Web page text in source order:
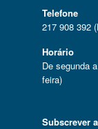
Telefone
217 908 392
Horário
De segunda
feira)
Subscrever